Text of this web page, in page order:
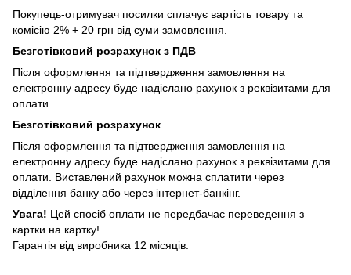
Покупець-отримувач посилки сплачує вартість товару та
комісію 2% + 20 грн від суми замовлення.
Безготівковий розрахунок з ПДВ
Після оформлення та підтвердження замовлення на
електронну адресу буде надіслано рахунок з реквізитами для
оплати.
Безготівковий розрахунок
Після оформлення та підтвердження замовлення на
електронну адресу буде надіслано рахунок з реквізитами для
оплати. Виставлений рахунок можна сплатити через
відділення банку або через інтернет-банкінг.
Увага! Цей спосіб оплати не передбачає переведення з
картки на картку!
Гарантія від виробника 12 місяців.